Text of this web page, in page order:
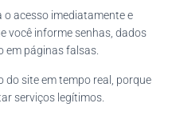
o acesso imediatamente e
você informe senhas, dados
em páginas falsas.
site em tempo real, porque
serviços legítimos.